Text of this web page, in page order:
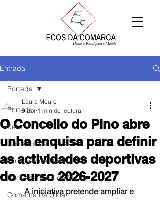
Entrada
Portada
Xeral
Comarca de Arzúa
Comarca de Deza
Comarca Terra de Melide
Comarca da Ulloa
Portada
O Concello do Pino abre
unha enquisa para definir
as actividades deportivas
do curso 2026-2027
Laura Moure
9 abr 1 min de lectura
A iniciativa pretende ampliar e